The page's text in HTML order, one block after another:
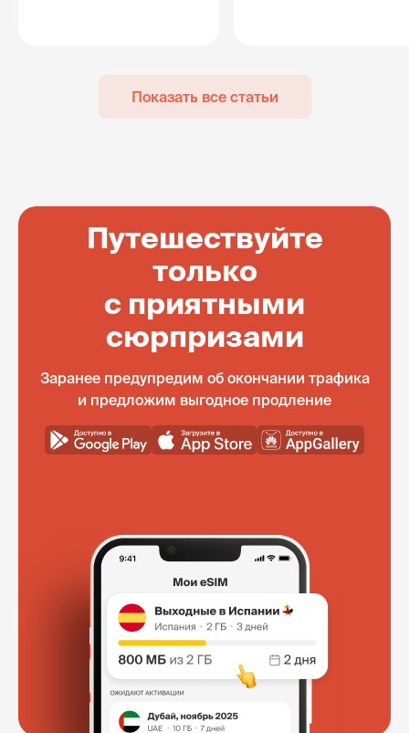
Показать все статьи
Путешествуйте
только
с приятными
сюрпризами
Заранее предупредим об окончании трафика
и предложим выгодное продление